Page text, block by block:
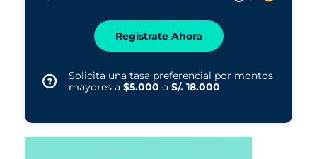
Regístrate Ahora
Solicita una tasa preferencial por montos
mayores a $5.000 o S/. 18.000